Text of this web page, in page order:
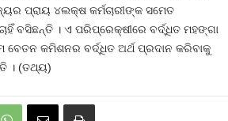
ପ୍ରାୟ ୪ଲକ୍ଷ କର୍ମଚାରୀଙ୍କ ସମେତ
ବସିଛନ୍ତି । ଏ ପରିପ୍ରେକ୍ଷୀରେ ବର୍ଦ୍ଧିତ ମହଙ୍ଗା
ବେତନ କମିଶନର ବର୍ଦ୍ଧିତ ଅର୍ଥ ପ୍ରଦାନ କରିବାକୁ
। (ତଥ୍ୟ)